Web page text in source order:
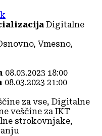
Digitalne
Vmesno,
08.03.2023 18:00
08.03.2023 21:00
za vse, Digitalne
veščine za IKT
strokovnjake,